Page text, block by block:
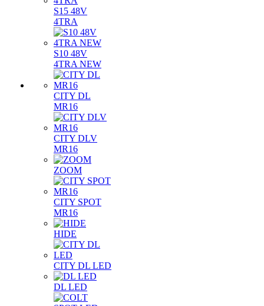
S15 48V
4TRA
S10 48V
4TRA NEW
CITY DL
MR16
CITY DLV
MR16
ZOOM
CITY SPOT
MR16
HIDE
CITY DL LED
DL LED